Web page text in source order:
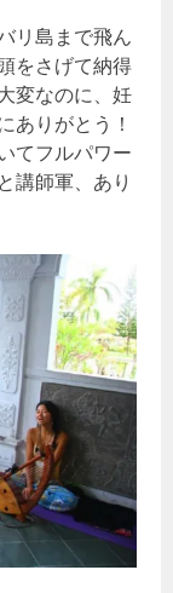
リ島まで飛ん
をさげて納得
変なのに、妊
ありがとう！
てフルパワー
講師軍、あり